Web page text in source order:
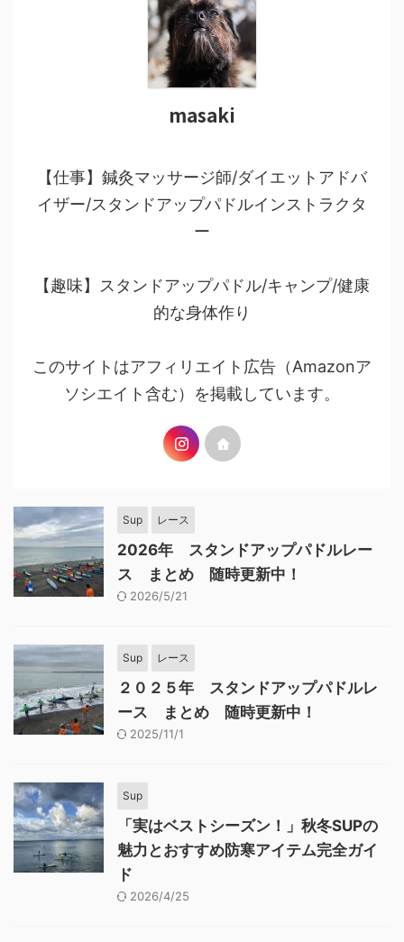
masaki
【仕事】鍼灸マッサージ師/ダイエットアドバ
イザー/スタンドアップパドルインストラクタ
ー
【趣味】スタンドアップパドル/キャンプ/健康
的な身体作り
このサイトはアフィリエイト広告（Amazonア
ソシエイト含む）を掲載しています。
Sup レース
2026年 スタンドアップパドルレー
ス まとめ 随時更新中！
2026/5/21
Sup レース
２０２５年 スタンドアップパドルレ
ース まとめ 随時更新中！
2025/11/1
Sup
「実はベストシーズン！」秋冬SUPの
魅力とおすすめ防寒アイテム完全ガイ
ド
2026/4/25